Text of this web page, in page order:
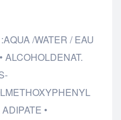
/WATER / EAU
ALCOHOLDENAT.
•